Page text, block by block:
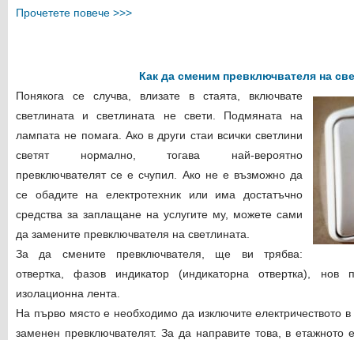
Прочетете повече >>>
Как да сменим превключвателя на
Понякога се случва, влизате в стаята, включвате
светлината и светлината не свети. Подмяната на
лампата не помага. Ако в други стаи всички светлини
светят нормално, тогава най-вероятно
превключвателят се е счупил. Ако не е възможно да
се обадите на електротехник или има достатъчно
средства за заплащане на услугите му, можете сами
да замените превключвателя на светлината.
За да смените превключвателя, ще ви трябва:
отвертка, фазов индикатор (индикаторна отвертка),
изолационна лента.
На първо място е необходимо да изключите
заменен превключвателят. За да направите това, в етажното